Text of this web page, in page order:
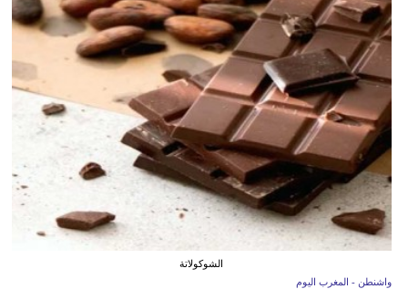
الشوكولاتة
واشنطن - المغرب اليوم